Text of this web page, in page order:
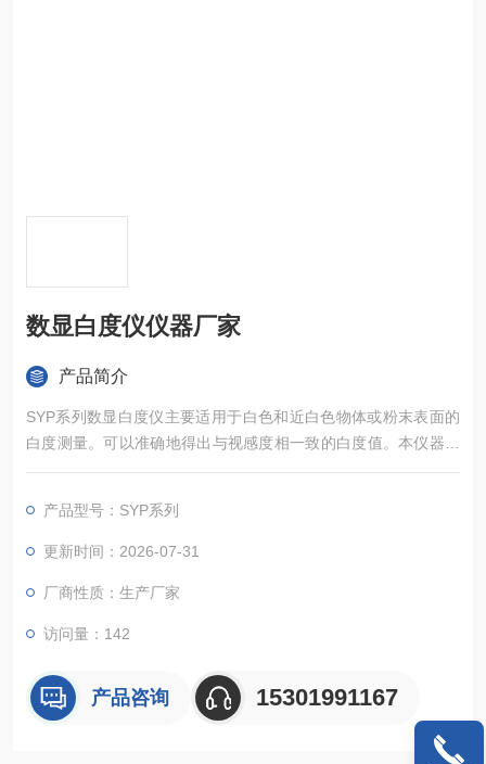
数显白度仪仪器厂家
产品简介
SYP系列数显白度仪主要适用于白色和近白色物体或粉末表面的
白度测量。可以准确地得出与视感度相一致的白度值。本仪器可
以广泛应用于纺织印染、油漆涂料、化工建材、纸张纸板、塑料
剂、化妆品等物体的白度测量。仪器利用光电转换原理，采用模
数转换电路，将测量样品表面反射的辐亮度能量值，经信号放
产品型号：SYP系列
更新时间：2026-07-31
厂商性质：生产厂家
访问量：142
产品咨询 15301991167